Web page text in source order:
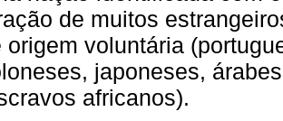
de muitos
origem voluntária
japoneses,
africanos).